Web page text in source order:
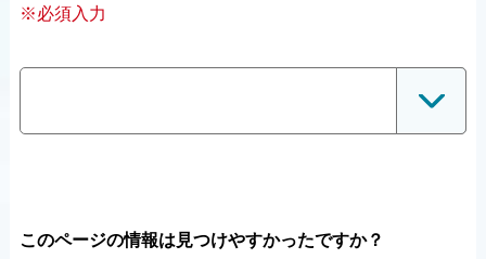
※必須入力
このページの情報は見つけやすかったですか？